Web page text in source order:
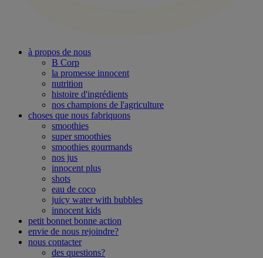
à propos de nous
B Corp
la promesse innocent
nutrition
histoire d'ingrédients
nos champions de l'agriculture
choses que nous fabriquons
smoothies
super smoothies
smoothies gourmands
nos jus
innocent plus
shots
eau de coco
juicy water with bubbles
innocent kids
petit bonnet bonne action
envie de nous rejoindre?
nous contacter
des questions?